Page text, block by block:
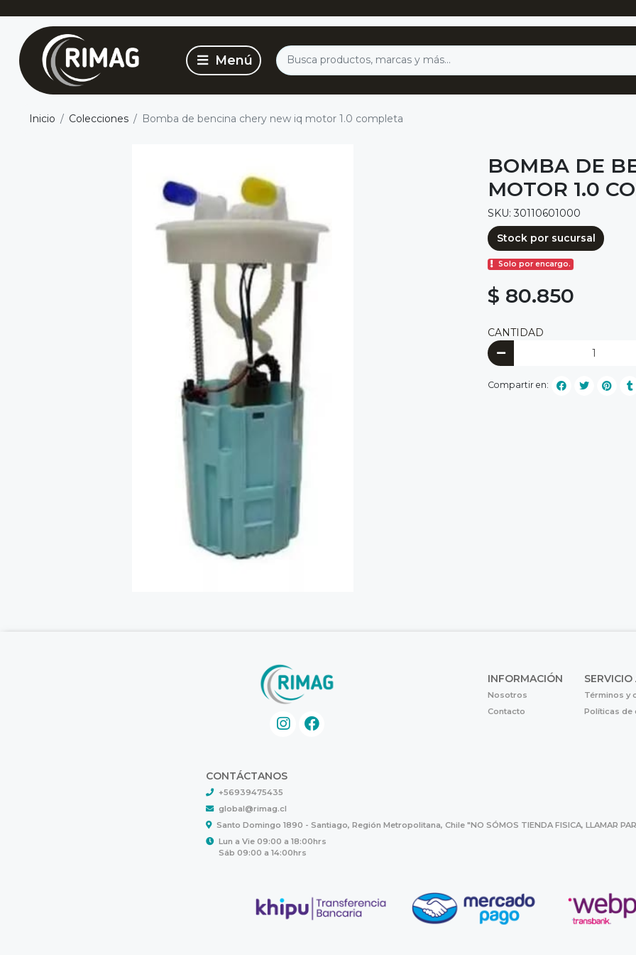
Inicio Colecciones Bomba de bencina chery new iq motor 1.0 completa
BOMBA DE
MOTOR 1.0
SKU: 30110601000
Stock por sucursal
Solo por encargo.
$ 80.850
CANTIDAD
Compartir en:
INFORMACIÓN
Nosotros
Contacto
Términos y
Políticas de
CONTÁCTANOS
+56939475435
global@rimag.cl
Santo Domingo 1890 - Santiago, Región Metropolitana, Chile "NO SÓMOS TIENDA FISICA, LLAMAR
Lun a Vie 09:00 a 18:00hrs
Sáb 09:00 a 14:00hrs